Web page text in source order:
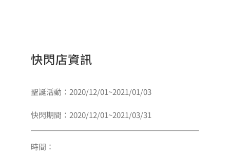
快閃店資訊
聖誕活動：2020/12/01~2021/01/03
快閃期間：2020/12/01~2021/03/31
時間：